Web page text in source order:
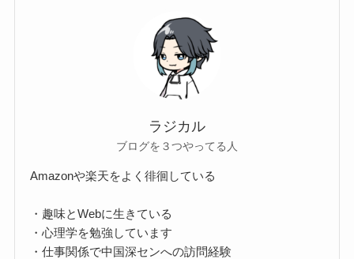
ラジカル
ブログを３つやってる人
Amazonや楽天をよく徘徊している
・趣味とWebに生きている
・心理学を勉強しています
・仕事関係で中国深センへの訪問経験